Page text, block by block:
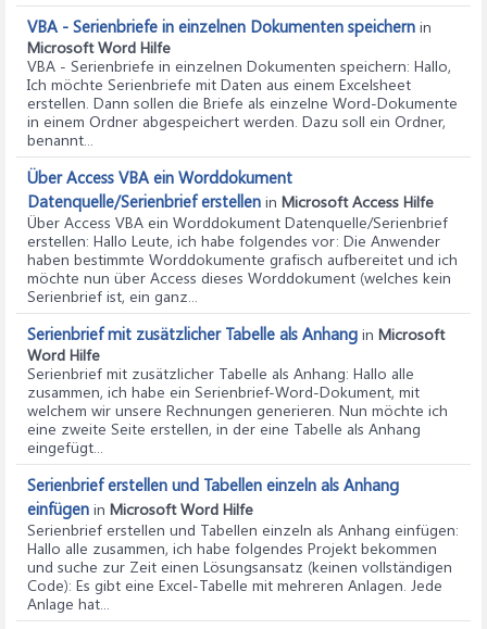
VBA - Serienbriefe in einzelnen Dokumenten speichern in
Microsoft Word Hilfe
VBA - Serienbriefe in einzelnen Dokumenten speichern: Hallo,
Ich möchte Serienbriefe mit Daten aus einem Excelsheet
erstellen. Dann sollen die Briefe als einzelne Word-Dokumente
in einem Ordner abgespeichert werden. Dazu soll ein Ordner,
benannt...
Über Access VBA ein Worddokument
Datenquelle/Serienbrief erstellen in Microsoft Access Hilfe
Über Access VBA ein Worddokument Datenquelle/Serienbrief
erstellen: Hallo Leute, ich habe folgendes vor: Die Anwender
haben bestimmte Worddokumente grafisch aufbereitet und ich
möchte nun über Access dieses Worddokument (welches kein
Serienbrief ist, ein ganz...
Serienbrief mit zusätzlicher Tabelle als Anhang in Microsoft
Word Hilfe
Serienbrief mit zusätzlicher Tabelle als Anhang: Hallo alle
zusammen, ich habe ein Serienbrief-Word-Dokument, mit
welchem wir unsere Rechnungen generieren. Nun möchte ich
eine zweite Seite erstellen, in der eine Tabelle als Anhang
eingefügt...
Serienbrief erstellen und Tabellen einzeln als Anhang
einfügen in Microsoft Word Hilfe
Serienbrief erstellen und Tabellen einzeln als Anhang einfügen:
Hallo alle zusammen, ich habe folgendes Projekt bekommen
und suche zur Zeit einen Lösungsansatz (keinen vollständigen
Code): Es gibt eine Excel-Tabelle mit mehreren Anlagen. Jede
Anlage hat...